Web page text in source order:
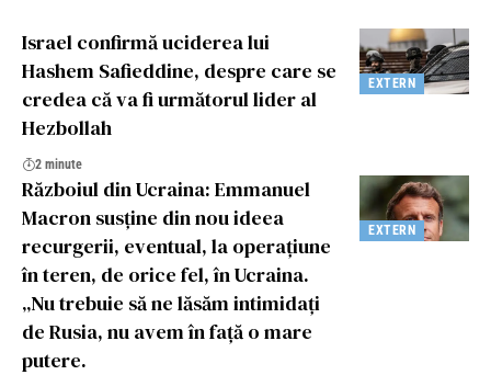
EXTERN
Israel confirmă uciderea lui
Hashem Safieddine, despre care se
credea că va fi următorul lider al
Hezbollah
2 minute
EXTERN
Războiul din Ucraina: Emmanuel
Macron susține din nou ideea
recurgerii, eventual, la operațiune
în teren, de orice fel, în Ucraina.
„Nu trebuie să ne lăsăm intimidați
de Rusia, nu avem în față o mare
putere.